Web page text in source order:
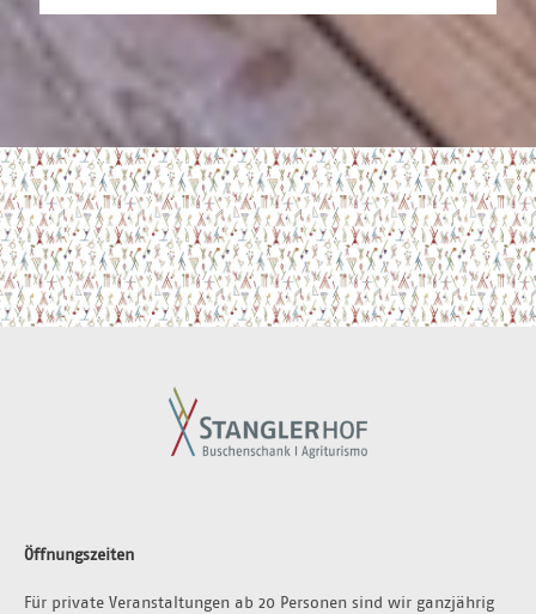
Öffnungszeiten
Für private Veranstaltungen ab 20 Personen sind wir ganzjährig